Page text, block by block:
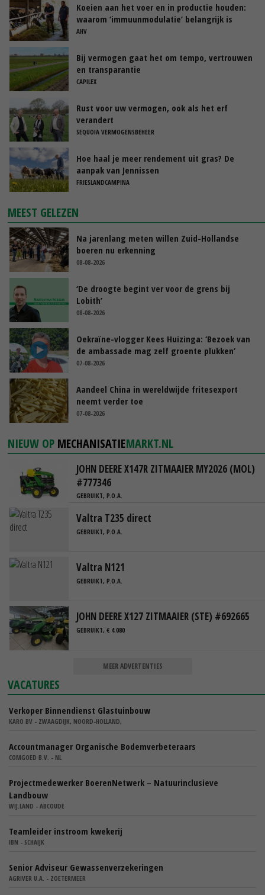
Koeien aan het voer en in productie houden:
waarom ‘immuunmodulatie’ belangrijk is
tijdens de transitieperiode
AHV
Bij vermogen gaat het om tempo, vertrouwen
en transparantie
CAPILEX
Rust voor uw vermogen, ook als het erf
verandert
SEQUOIA VERMOGENSBEHEER
Hoe haal je meer rendement uit gras? De
aanpak van Jennissen
FRIESLANDCAMPINA
MEEST GELEZEN
Na jarenlang meten willen Zuid-Hollandse
boeren nu erkenning
08-08-2026
‘De droogte begint ver voor de grens bij
Lobith’
08-08-2026
Oekraïne-vlogger Kees Huizinga: ‘Bezoek van
de ambassade mag zelf groente plukken’
07-08-2026
Aandeel China in wereldwijde fritesexport
neemt verder toe
07-08-2026
NIEUW OP MECHANISATIEMARKT.NL
JOHN DEERE X147R ZITMAAIER MY2026 (MOL)
#777346
GEBRUIKT, P.O.A.
Valtra T235 direct
GEBRUIKT, P.O.A.
Valtra N121
GEBRUIKT, P.O.A.
JOHN DEERE X127 ZITMAAIER (STE) #692665
GEBRUIKT, € 4.080
MEER ADVERTENTIES
VACATURES
Verkoper Binnendienst Glastuinbouw
KARO BV - ZWAAGDIJK, NOORD-HOLLAND,
Accountmanager Organische Bodemverbeteraars
COMGOED B.V. - NL
Projectmedewerker BoerenNetwerk – Natuurinclusieve
Landbouw
WIJ.LAND - ABCOUDE
Teamleider instroom kwekerij
IBN - SCHAIJK
Senior Adviseur Gewassenverzekeringen
AGRIVER U.A. - ZOETERMEER